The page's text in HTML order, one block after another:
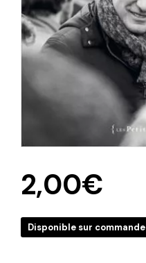
2,00€
Disponible sur commande